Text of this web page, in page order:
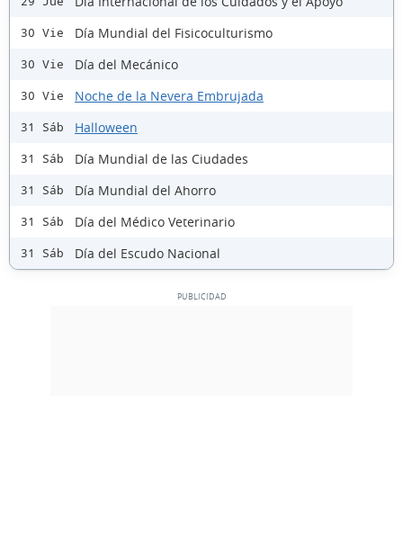
30 Vie Día Mundial del Fisicoculturismo
30 Vie Día del Mecánico
30 Vie Noche de la Nevera Embrujada
31 Sáb Halloween
31 Sáb Día Mundial de las Ciudades
31 Sáb Día Mundial del Ahorro
31 Sáb Día del Médico Veterinario
31 Sáb Día del Escudo Nacional